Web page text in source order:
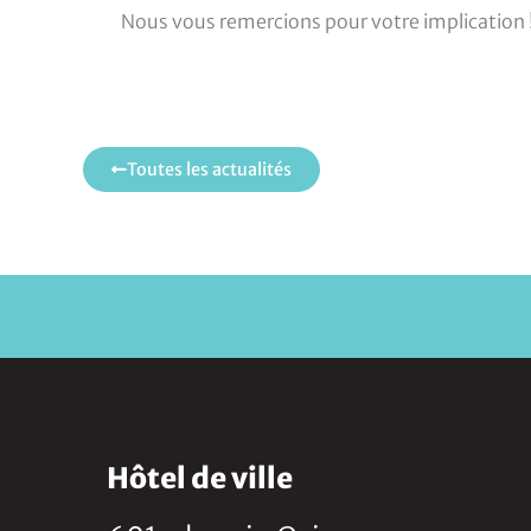
Nous vous remercions pour votre implication !
Toutes les actualités
Hôtel de ville